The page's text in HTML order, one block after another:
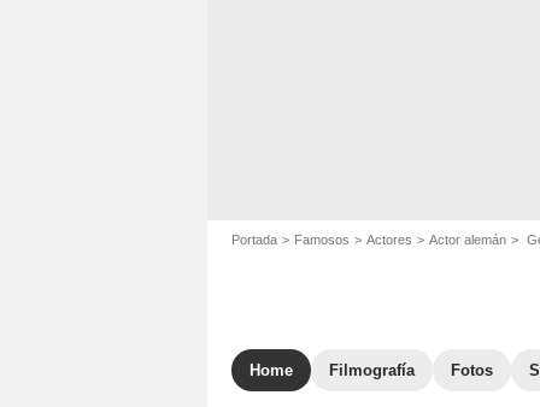
Portada Famosos Actores Actor alemán
Home Filmografía Fotos